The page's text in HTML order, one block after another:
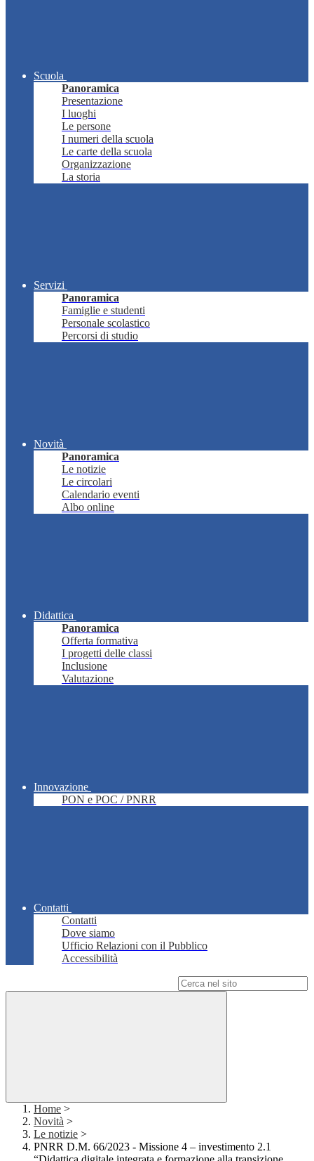
Scuola
Panoramica
Presentazione
I luoghi
Le persone
I numeri della scuola
Le carte della scuola
Organizzazione
La storia
Servizi
Panoramica
Famiglie e studenti
Personale scolastico
Percorsi di studio
Novità
Panoramica
Le notizie
Le circolari
Calendario eventi
Albo online
Didattica
Panoramica
Offerta formativa
I progetti delle classi
Inclusione
Valutazione
Innovazione
PON e POC / PNRR
Contatti
Contatti
Dove siamo
Ufficio Relazioni con il Pubblico
Accessibilità
Home >
Novità >
Le notizie >
PNRR D.M. 66/2023 - Missione 4 – investimento 2.1